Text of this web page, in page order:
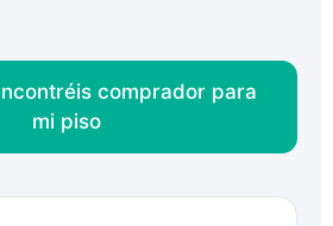
comprador para
mi piso